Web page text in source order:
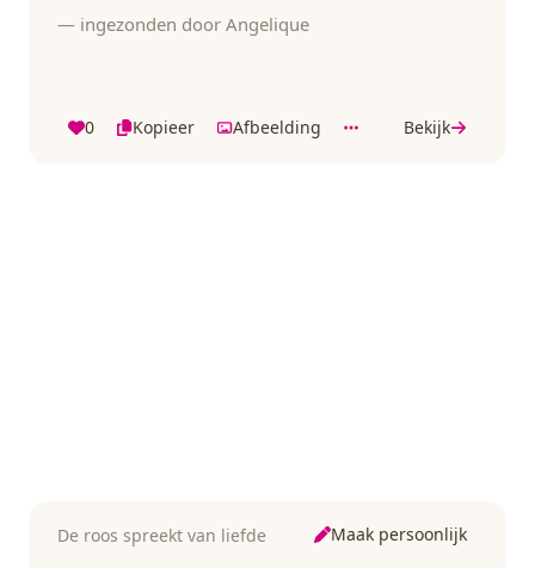
— ingezonden door Angelique
0 Kopieer Afbeelding Bekijk
De roos spreekt van liefde Maak persoonlijk